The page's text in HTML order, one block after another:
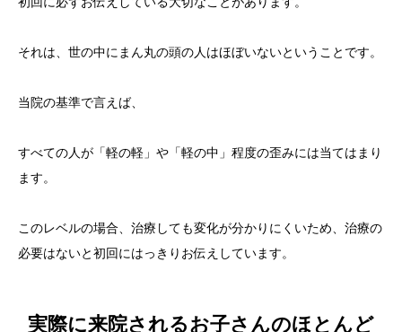
それは、世の中にまん丸の頭の人はほぼいないということです。
当院の基準で言えば、
すべての人が「軽の軽」や「軽の中」程度の歪みには当てはまり
ます。
このレベルの場合、治療しても変化が分かりにくいため、治療の
必要はないと初回にはっきりお伝えしています。
実際に来院されるお子さんのほとんど